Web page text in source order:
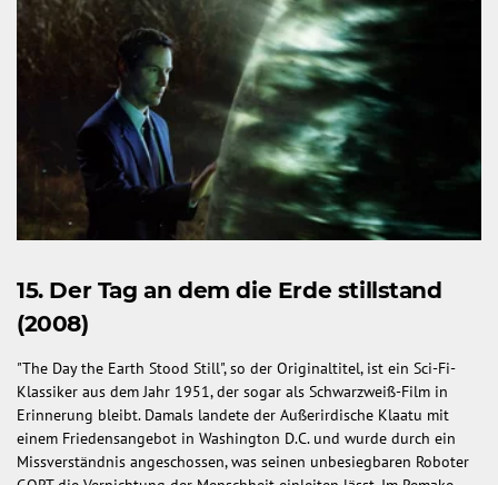
15. Der Tag an dem die Erde stillstand
(2008)
"The Day the Earth Stood Still", so der Originaltitel, ist ein Sci-Fi-
Klassiker aus dem Jahr 1951, der sogar als Schwarzweiß-Film in
Erinnerung bleibt. Damals landete der Außerirdische Klaatu mit
einem Friedensangebot in Washington D.C. und wurde durch ein
Missverständnis angeschossen, was seinen unbesiegbaren Roboter